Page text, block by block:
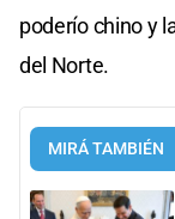
poderío chino y
del Norte.
MIRÁ TAMBIÉN